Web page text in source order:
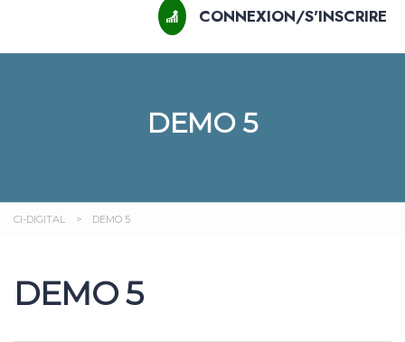
CONNEXION/S'INSCRIRE
DEMO 5
CI-DIGITAL > DEMO 5
DEMO 5